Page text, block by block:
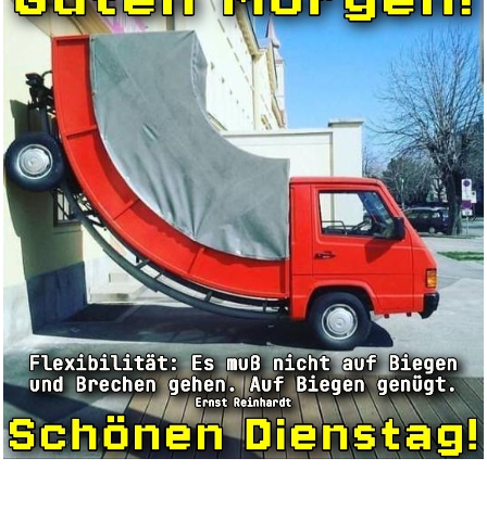
Pokémon-Sammelkartenspiel:
Bo...